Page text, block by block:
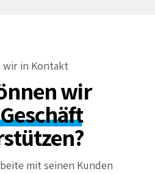
wir in Kontakt
wir
mit seinen Kunden